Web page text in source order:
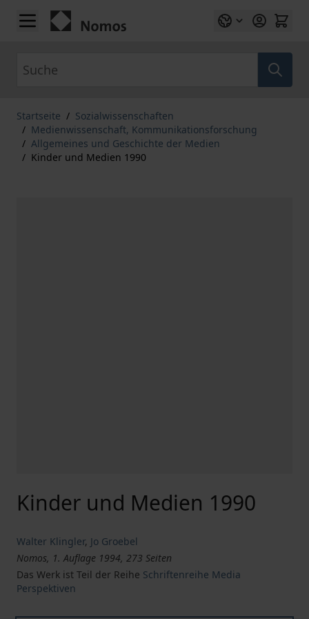
Zum Inhalt springen
Startseite / Sozialwissenschaften
/ Medienwissenschaft, Kommunikationsforschung
/ Allgemeines und Geschichte der Medien
/ Kinder und Medien 1990
Kinder und Medien 1990
Walter Klingler, Jo Groebel
Nomos, 1. Auflage 1994, 273 Seiten
Das Werk ist Teil der Reihe Schriftenreihe Media
Perspektiven